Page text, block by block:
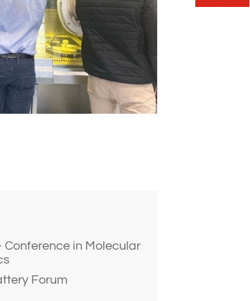
Conference in Molecular
Forum